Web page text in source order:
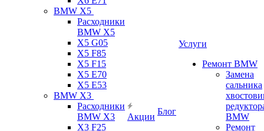
BMW X5
Расходники
BMW X5
X5 G05
X5 F85
X5 F15
X5 E70
X5 E53
BMW X3
Расходники
BMW X3
X3 F25
Акции
Блог
Услуги
Ремонт BMW
Замена
сальника
BMW
Ремонт